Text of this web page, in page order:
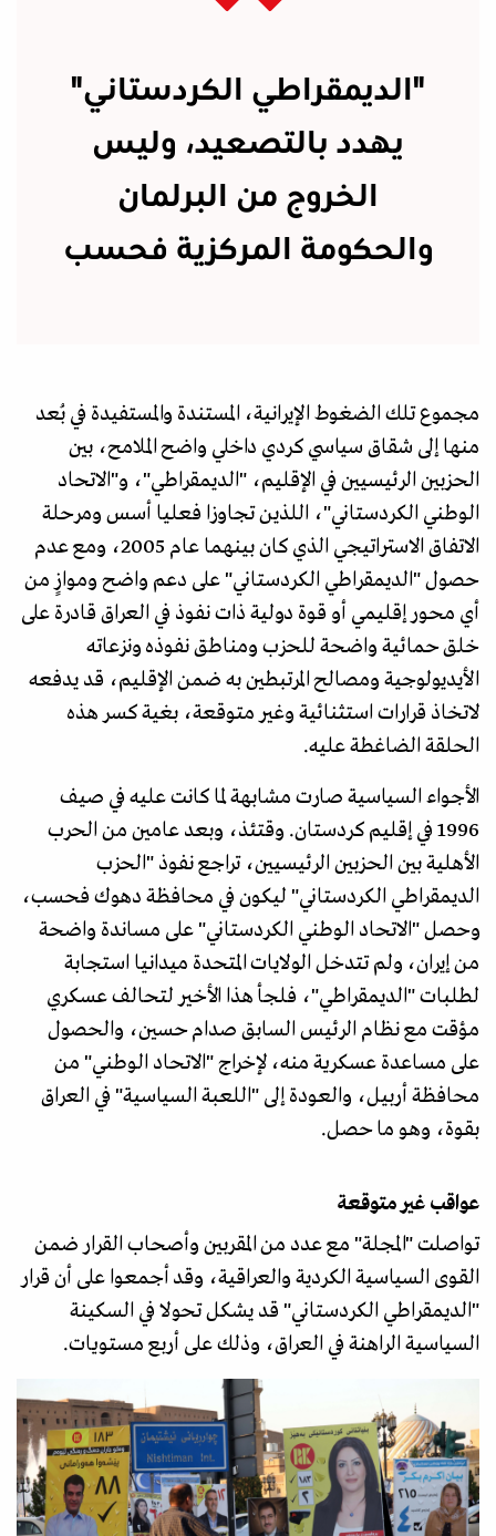
"الديمقراطي الكردستاني"
يهدد بالتصعيد، وليس
الخروج من البرلمان
والحكومة المركزية فحسب
مجموع تلك الضغوط الإيرانية، المستندة والمستفيدة في بُعد
منها إلى شقاق سياسي كردي داخلي واضح الملامح، بين
الحزبين الرئيسيين في الإقليم، "الديمقراطي"، و"الاتحاد
الوطني الكردستاني"، اللذين تجاوزا فعليا أسس ومرحلة
الاتفاق الاستراتيجي الذي كان بينهما عام 2005، ومع عدم
حصول "الديمقراطي الكردستاني" على دعم واضح وموازٍ من
أي محور إقليمي أو قوة دولية ذات نفوذ في العراق قادرة على
خلق حمائية واضحة للحزب ومناطق نفوذه ونزعاته
الأيديولوجية ومصالح المرتبطين به ضمن الإقليم، قد يدفعه
لاتخاذ قرارات استثنائية وغير متوقعة، بغية كسر هذه
الحلقة الضاغطة عليه.
الأجواء السياسية صارت مشابهة لما كانت عليه في صيف
1996 في إقليم كردستان. وقتئذ، وبعد عامين من الحرب
الأهلية بين الحزبين الرئيسيين، تراجع نفوذ "الحزب
الديمقراطي الكردستاني" ليكون في محافظة دهوك فحسب،
وحصل "الاتحاد الوطني الكردستاني" على مساندة واضحة
من إيران، ولم تتدخل الولايات المتحدة ميدانيا استجابة
لطلبات "الديمقراطي"، فلجأ هذا الأخير لتحالف عسكري
مؤقت مع نظام الرئيس السابق صدام حسين، والحصول
على مساعدة عسكرية منه، لإخراج "الاتحاد الوطني" من
محافظة أربيل، والعودة إلى "اللعبة السياسية" في العراق
بقوة، وهو ما حصل.
عواقب غير متوقعة
تواصلت "المجلة" مع عدد من المقربين وأصحاب القرار ضمن
القوى السياسية الكردية والعراقية، وقد أجمعوا على أن قرار
"الديمقراطي الكردستاني" قد يشكل تحولا في السكينة
السياسية الراهنة في العراق، وذلك على أربع مستويات.